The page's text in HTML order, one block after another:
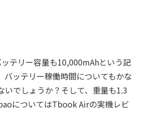
テリー容量も10,000mAhという記
バッテリー稼働時間についてもかな
いでしょうか？そして、重量も1.3
についてはTbook Airの実機レビ